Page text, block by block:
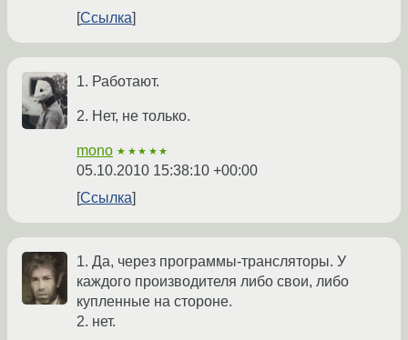
Ссылка
1. Работают.
2. Нет, не только.
mono ★★★★★
05.10.2010 15:38:10 +00:00
Ссылка
1. Да, через программы-трансляторы. У
каждого производителя либо свои, либо
купленные на стороне.
2. нет.